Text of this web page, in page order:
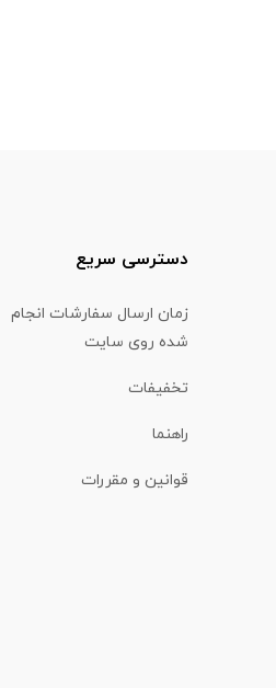
دسترسی سریع
زمان ارسال سفارشات انجام
شده روی سایت
تخفیفات
راهنما
قوانین و مقررات